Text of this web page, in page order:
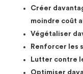
Créer
moindre coût
Végétaliser
Renforcer les
Lutter contre